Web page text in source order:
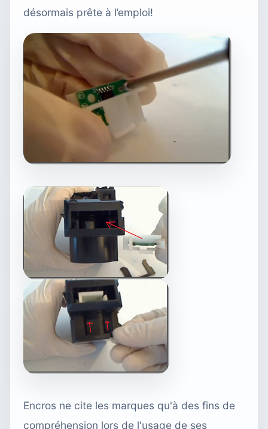
désormais prête à l’emploi!
Encros ne cite les marques qu'à des fins de
compréhension lors de l'usage de ses